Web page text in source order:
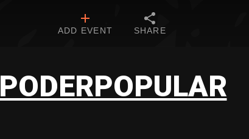
ADD EVENT SHARE
PODERPOPULAR